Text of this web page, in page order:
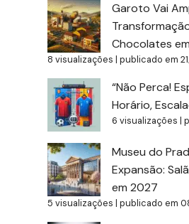
Garoto Vai
Chocolates
8 visualizações |publicado em
“Não Perca!
Horário,
6 visualizações |
Museu do
Expansão:
em 2027
5 visualizações |publicado em